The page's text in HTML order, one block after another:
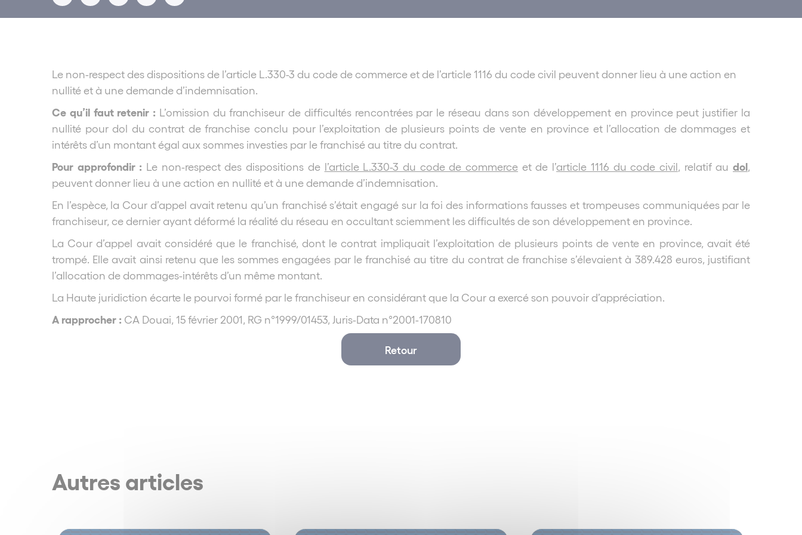
Le non-respect des dispositions de l’article L.330-3 du code de commerce et de l’article 1116 du code civil peuvent donner lieu à une action en
nullité et à une demande d’indemnisation.
Ce qu’il faut retenir : L’omission du franchiseur de difficultés rencontrées par le réseau dans son développement en province peut justifier la
nullité pour dol du contrat de franchise conclu pour l’exploitation de plusieurs points de vente en province et l’allocation de dommages et
intérêts d’un montant égal aux sommes investies par le franchisé au titre du contrat.
Pour approfondir : Le non-respect des dispositions de l’article L.330-3 du code de commerce et de l’article 1116 du code civil, relatif audol,
peuvent donner lieu à une action en nullité et à une demande d’indemnisation.
En l’espèce, la Cour d’appel avait retenu qu’un franchisé s’était engagé sur la foi des informations fausses et trompeuses communiquées par le
franchiseur, ce dernier ayant déformé la réalité du réseau en occultant sciemment les difficultés de son développement en province.
La Cour d’appel avait considéré que le franchisé, dont le contrat impliquait l’exploitation de plusieurs points de vente en province, avait été
trompé. Elle avait ainsi retenu que les sommes engagées par le franchisé au titre du contrat de franchise s’élevaient à 389.428 euros, justifiant
l’allocation de dommages-intérêts d’un même montant.
La Haute juridiction écarte le pourvoi formé par le franchiseur en considérant que la Cour a exercé son pouvoir d’appréciation.
A rapprocher : CA Douai, 15 février 2001, RG n°1999/01453, Juris-Data n°2001-170810
Retour
Autres articles